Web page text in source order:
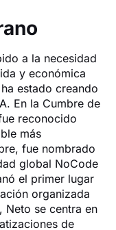
a la necesidad
y económica
estado creando
En la Cumbre de
reconocido
más
fue nombrado
global NoCode
el primer lugar
organizada
Neto se centra en
de